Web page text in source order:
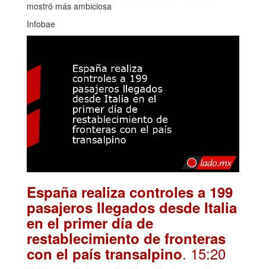
mostró más ambiciosa
Infobae
España realiza controles a 199
pasajeros llegados desde Italia
en el primer día de
restablecimiento de fronteras
con el país transalpino. 15:20